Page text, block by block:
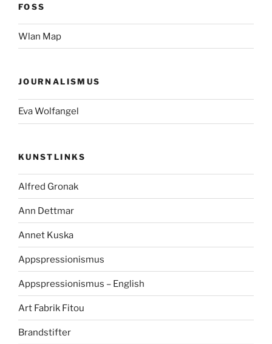
FOSS
Wlan Map
JOURNALISMUS
Eva Wolfangel
KUNSTLINKS
Alfred Gronak
Ann Dettmar
Annet Kuska
Appspressionismus
Appspressionismus – English
Art Fabrik Fitou
Brandstifter